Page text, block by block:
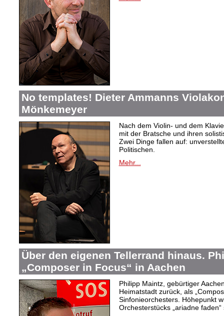
No templates! Dieter Ammanns
Mönkemeyer
Nach dem Violin- und dem
mit der Bratsche und ihren
Zwei Dinge fallen auf:
Politischen.
Mehr...
Über den eigenen Tellerrand hinaus.
„Composer in Focus“ in Aachen
Philipp Maintz, gebürtiger
Heimatstadt zurück, als
Sinfonieorchesters. Höhepunkt
Orchesterstücks „ariadne faden“